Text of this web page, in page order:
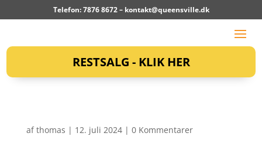
Telefon: 7876 8672 – kontakt@queensville.dk
RESTSALG - KLIK HER
afthomas | 12. juli 2024| 0 Kommentarer